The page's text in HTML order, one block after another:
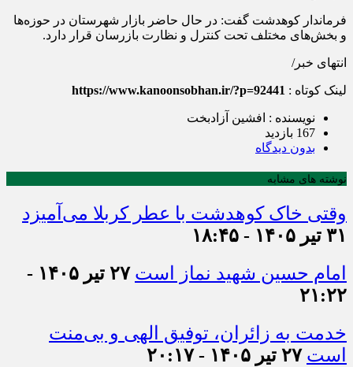
فرماندار کوهدشت گفت: در حال حاضر بازار شهرستان در حوزه‌ها
و بخش‌های مختلف تحت کنترل و نظارت بازرسان قرار دارد.
انتهای خبر/
لینک کوتاه : https://www.kanoonsobhan.ir/?p=92441
نویسنده : افشین آزادبخت
167 بازدید
بدون دیدگاه
نوشته های مشابه
وقتی خاک کوهدشت با عطر کربلا می‌آمیزد
۳۱ تیر ۱۴۰۵ - ۱۸:۴۵
امام حسین شهید نماز است
۲۷ تیر ۱۴۰۵ -
۲۱:۲۲
خدمت به زائران، توفیق الهی و بی‌منت
است ۲۷ تیر ۱۴۰۵ - ۲۰:۱۷